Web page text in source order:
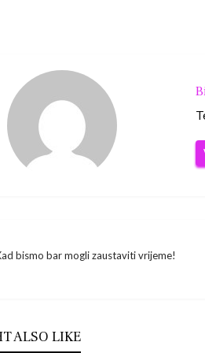
bismo bar mogli zaustaviti vrijeme!
ALSO LIKE